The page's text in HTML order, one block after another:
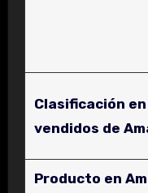
Clasificación
vendidos de
Producto en